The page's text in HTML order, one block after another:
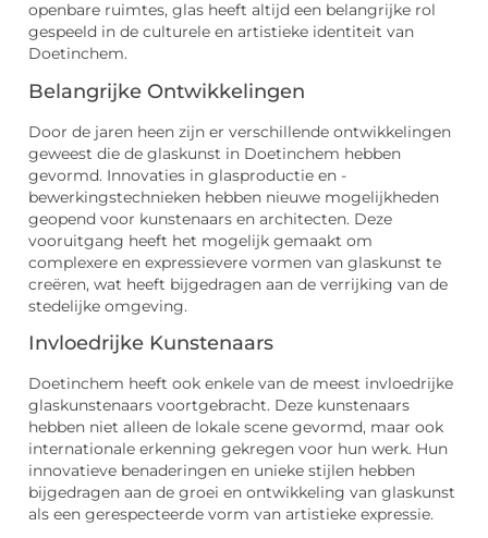
openbare ruimtes, glas heeft altijd een belangrijke rol
gespeeld in de culturele en artistieke identiteit van
Doetinchem.
Belangrijke Ontwikkelingen
Door de jaren heen zijn er verschillende ontwikkelingen
geweest die de glaskunst in Doetinchem hebben
gevormd. Innovaties in glasproductie en -
bewerkingstechnieken hebben nieuwe mogelijkheden
geopend voor kunstenaars en architecten. Deze
vooruitgang heeft het mogelijk gemaakt om
complexere en expressievere vormen van glaskunst te
creëren, wat heeft bijgedragen aan de verrijking van de
stedelijke omgeving.
Invloedrijke Kunstenaars
Doetinchem heeft ook enkele van de meest invloedrijke
glaskunstenaars voortgebracht. Deze kunstenaars
hebben niet alleen de lokale scene gevormd, maar ook
internationale erkenning gekregen voor hun werk. Hun
innovatieve benaderingen en unieke stijlen hebben
bijgedragen aan de groei en ontwikkeling van glaskunst
als een gerespecteerde vorm van artistieke expressie.